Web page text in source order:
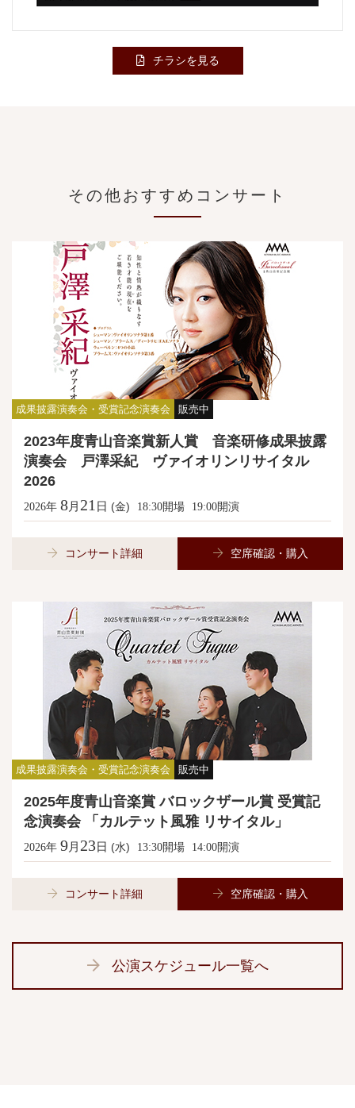
チラシを見る
その他おすすめコンサート
成果披露演奏会・受賞記念演奏会 販売中
2023年度青山音楽賞新人賞 音楽研修成果披露
演奏会 戸澤采紀 ヴァイオリンリサイタル
2026
2026年 8月 21 日 (金) 18:30開場 19:00開演
コンサート詳細 空席確認・購入
成果披露演奏会・受賞記念演奏会 販売中
2025年度青山音楽賞 バロックザール賞 受賞記
念演奏会 「カルテット風雅 リサイタル」
2026年 9月 23日 (水) 13:30開場 14:00開演
コンサート詳細 空席確認・購入
公演スケジュール一覧へ